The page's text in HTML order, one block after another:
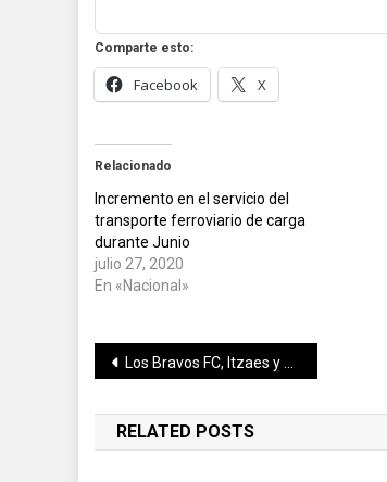
Comparte esto:
Facebook X
Relacionado
Incremento en el servicio del
transporte ferroviario de carga
durante Junio
julio 27, 2020
En «Nacional»
Navegación
de
entradas
Los Bravos FC, Itzaes y Pumas Zona Dorada, con par de títulos cada uno, brillaron en la premiación del Torneo Infantil de Fútbol de la Amistad, en su modalidad de Copa
RELATED POSTS